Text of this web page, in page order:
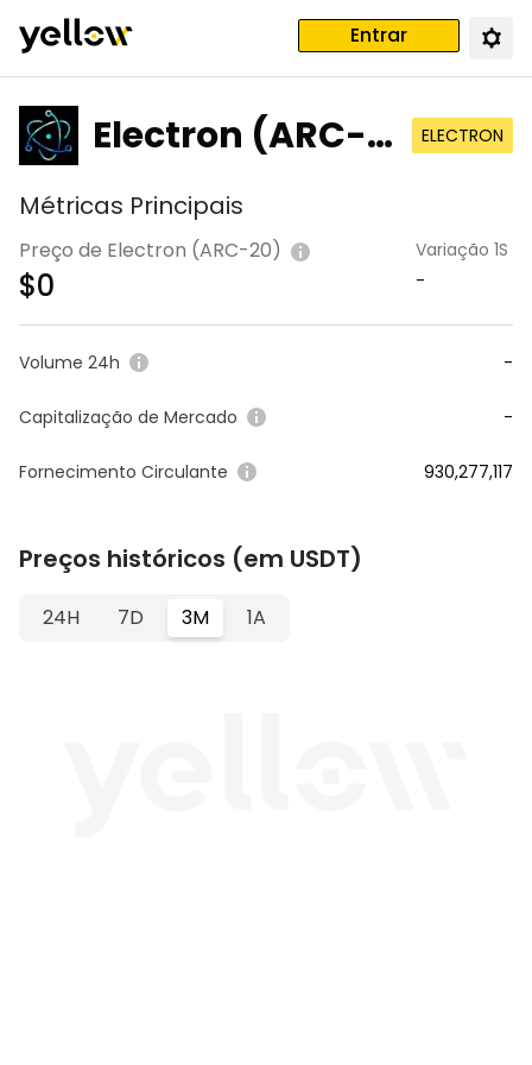
Entrar
Electron (ARC-2
ELECTRON
Métricas Principais
Preço de Electron (ARC-20)
$0
Variação 1S
-
Volume 24h -
Capitalização de Mercado -
Fornecimento Circulante 930,277,117
Preços históricos (em USDT)
24H 7D 3M 1A